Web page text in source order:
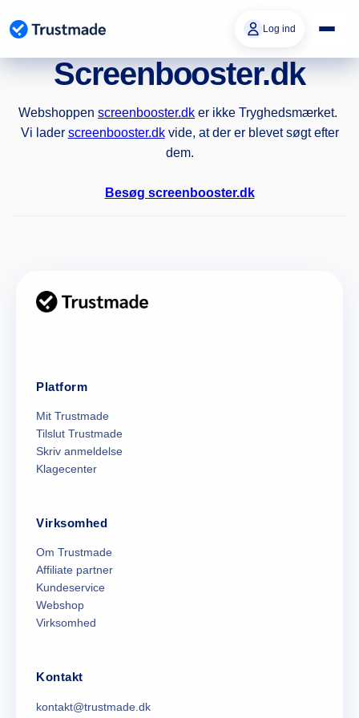
indhold
Log ind
Screenbooster.dk
Webshoppen screenbooster.dk er ikke Tryghedsmærket.
Vi lader screenbooster.dkvide, at der er blevet søgt efter
dem.
Besøg screenbooster.dk
Platform
Mit Trustmade
Tilslut Trustmade
Skriv anmeldelse
Klagecenter
Virksomhed
Om Trustmade
Affiliate partner
Kundeservice
Webshop
Virksomhed
Kontakt
kontakt@trustmade.dk